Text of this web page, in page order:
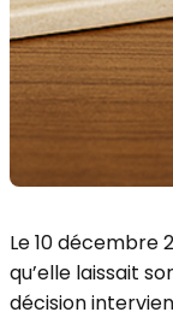
Le 10 décembre
qu’elle laissait
décision